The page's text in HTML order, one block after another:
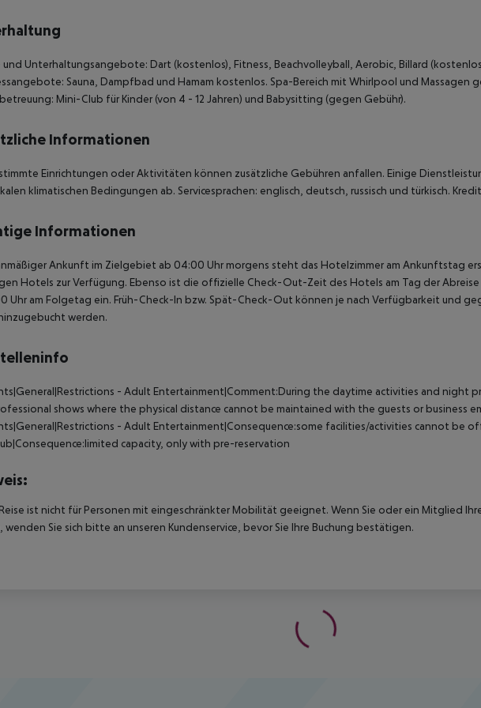
Unterhaltungsangebote: Dart (kostenlos), Fitness, Beachvolleyball, Aerobic, Billard
Sauna, Dampfbad und Hamam kostenlos. Spa-Bereich mit Whirlpool und Massagen
Mini-Club für Kinder (von 4 - 12 Jahren) und Babysitting (gegen Gebühr).
Informationen
Einrichtungen oder Aktivitäten können zusätzliche Gebühren anfallen. Einige
klimatischen Bedingungen ab. Servicesprachen: englisch, deutsch, russisch und türkisch.
Informationen
Ankunft im Zielgebiet ab 04:00 Uhr morgens steht das Hotelzimmer am Ankunftstag
Hotels zur Verfügung. Ebenso ist die offizielle Check-Out-Zeit des Hotels am Tag der
Uhr am Folgetag ein. Früh-Check-In bzw. Spät-Check-Out können je nach Verfügbarkeit und
werden.
- Adult Entertainment|Comment:During the daytime activities and night
shows where the physical distance cannot be maintained with the guests or business
- Adult Entertainment|Consequence:some facilities/activities cannot be
capacity, only with pre-reservation
ist nicht für Personen mit eingeschränkter Mobilität geeignet. Wenn Sie oder ein Mitglied
wenden Sie sich bitte an unseren Kundenservice, bevor Sie Ihre Buchung bestätigen.